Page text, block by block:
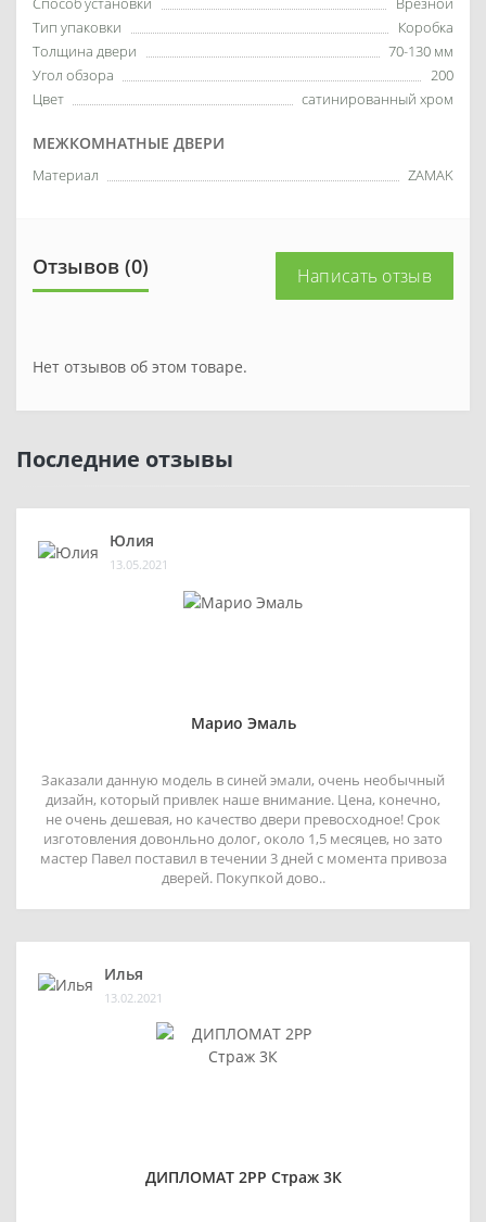
Тип упаковки
Коробка
Толщина двери
70-130 мм
Угол обзора
200
Цвет
сатинированный хром
МЕЖКОМНАТНЫЕ ДВЕРИ
Материал ZAMAK
Отзывов (0) Написать отзыв
Нет отзывов об этом товаре.
Последние отзывы
Юлия
13.05.2021
Марио Эмаль
Заказали данную модель в синей эмали, очень необычный
дизайн, который привлек наше внимание. Цена, конечно,
не очень дешевая, но качество двери превосходное! Срок
изготовления довонльно долог, около 1,5 месяцев, но зато
мастер Павел поставил в течении 3 дней с момента привоза
дверей. Покупкой дово..
Илья
13.02.2021
ДИПЛОМАТ 2РР Страж 3К